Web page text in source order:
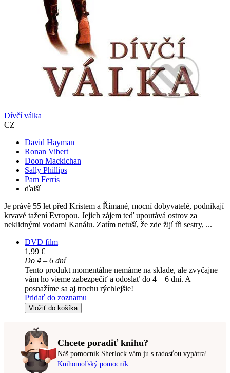
Dívčí válka
CZ
David Hayman
Ronan Vibert
Doon Mackichan
Sally Phillips
Pam Ferris
ďalší
Je právě 55 let před Kristem a Římané, mocní dobyvatelé, podnikají
krvavé tažení Evropou. Jejich zájem teď upoutává ostrov za
neklidnými vodami Kanálu. Zatím netuší, že zde žijí tři sestry, ...
DVD film
1,99 €
Do 4 – 6 dní
Tento produkt momentálne nemáme na sklade, ale zvyčajne
vám ho vieme zabezpečiť a odoslať do 4 – 6 dní. A
posnažíme sa aj trochu rýchlejšie!
Pridať do zoznamu
Vložiť do košíka
Chcete poradiť knihu?
Náš pomocník Sherlock vám ju s radosťou vypátra!
Knihomoľský pomocník